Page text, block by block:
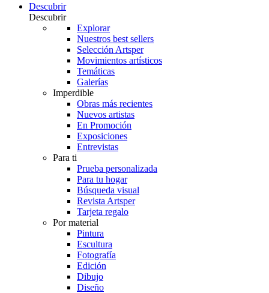
Descubrir
Descubrir
Explorar
Nuestros best sellers
Selección Artsper
Movimientos artísticos
Temáticas
Galerías
Imperdible
Obras más recientes
Nuevos artistas
En Promoción
Exposiciones
Entrevistas
Para ti
Prueba personalizada
Para tu hogar
Búsqueda visual
Revista Artsper
Tarjeta regalo
Por material
Pintura
Escultura
Fotografía
Edición
Dibujo
Diseño